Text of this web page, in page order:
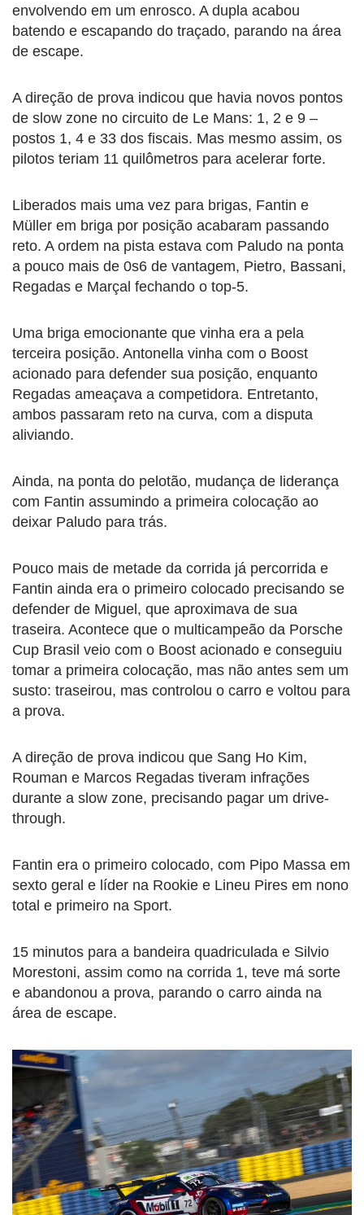
envolvendo em um enrosco. A dupla acabou
batendo e escapando do traçado, parando na área
de escape.
A direção de prova indicou que havia novos pontos
de slow zone no circuito de Le Mans: 1, 2 e 9 –
postos 1, 4 e 33 dos fiscais. Mas mesmo assim, os
pilotos teriam 11 quilômetros para acelerar forte.
Liberados mais uma vez para brigas, Fantin e
Müller em briga por posição acabaram passando
reto. A ordem na pista estava com Paludo na ponta
a pouco mais de 0s6 de vantagem, Pietro, Bassani,
Regadas e Marçal fechando o top-5.
Uma briga emocionante que vinha era a pela
terceira posição. Antonella vinha com o Boost
acionado para defender sua posição, enquanto
Regadas ameaçava a competidora. Entretanto,
ambos passaram reto na curva, com a disputa
aliviando.
Ainda, na ponta do pelotão, mudança de liderança
com Fantin assumindo a primeira colocação ao
deixar Paludo para trás.
Pouco mais de metade da corrida já percorrida e
Fantin ainda era o primeiro colocado precisando se
defender de Miguel, que aproximava de sua
traseira. Acontece que o multicampeão da Porsche
Cup Brasil veio com o Boost acionado e conseguiu
tomar a primeira colocação, mas não antes sem um
susto: traseirou, mas controlou o carro e voltou para
a prova.
A direção de prova indicou que Sang Ho Kim,
Rouman e Marcos Regadas tiveram infrações
durante a slow zone, precisando pagar um drive-
through.
Fantin era o primeiro colocado, com Pipo Massa em
sexto geral e líder na Rookie e Lineu Pires em nono
total e primeiro na Sport.
15 minutos para a bandeira quadriculada e Silvio
Morestoni, assim como na corrida 1, teve má sorte
e abandonou a prova, parando o carro ainda na
área de escape.